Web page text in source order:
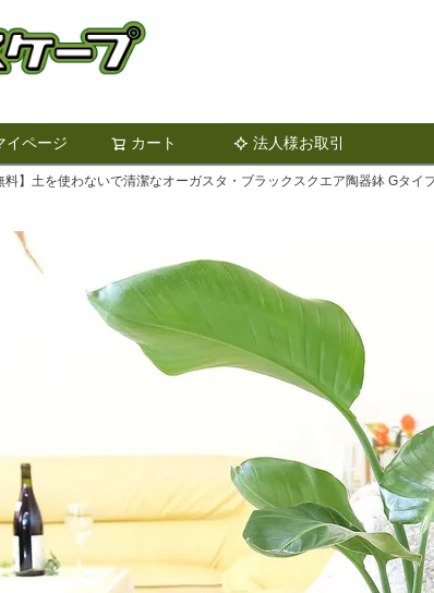
イページ カート 法人様お取引
検索
料】土を使わないで清潔なオーガスタ・ブラックスクエア陶器鉢 Gタ